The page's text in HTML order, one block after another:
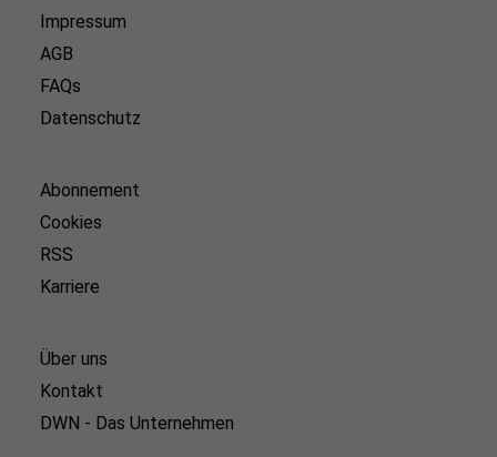
Impressum
AGB
FAQs
Datenschutz
Abonnement
Cookies
RSS
Karriere
Über uns
Kontakt
DWN - Das Unternehmen